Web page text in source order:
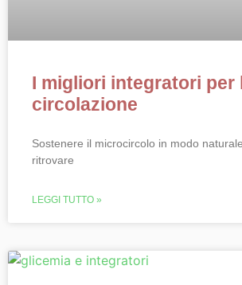
I migliori integratori per
circolazione
Sostenere il microcircolo in modo
ritrovare
LEGGI TUTTO »